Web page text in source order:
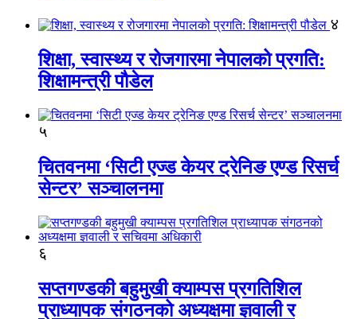
४
शिक्षा, स्वास्थ्य र रोजगारमा नेपालको प्रगति:
शिक्षामन्त्री पौडेल
५
चितवनमा ‘सिटी एज्ड केयर ट्रेनिङ एण्ड रिसर्च
सेन्टर’ सञ्चालनमा
६
सप्तगण्डकी बहुमुखी क्याम्पस प्रगतिशिल
प्राध्यापक संगठनको अध्यक्षमा ज्ञवाली र